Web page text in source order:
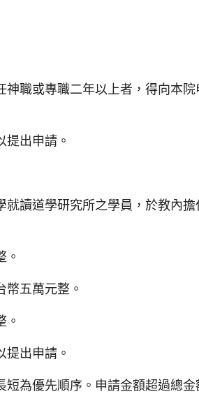
職或專職二年以上者，得向本院
出申請。
讀道學研究所之學員，於教內擔
五萬元整。
出申請。
為優先順序。申請金額超過總金